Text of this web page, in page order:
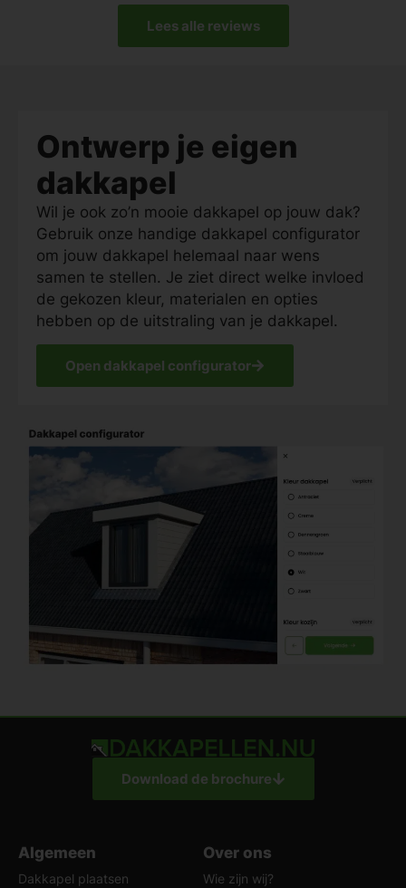
Lees alle reviews
Ontwerp je eigen
dakkapel
Wil je ook zo’n mooie dakkapel op jouw dak?
Gebruik onze handige dakkapel configurator
om jouw dakkapel helemaal naar wens
samen te stellen. Je ziet direct welke invloed
de gekozen kleur, materialen en opties
hebben op de uitstraling van je dakkapel.
Open dakkapel configurator
Download de brochure
Algemeen
Dakkapel plaatsen
Over ons
Wie zijn wij?